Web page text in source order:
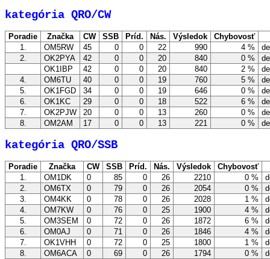
kategória QRO/CW
Poradie Značka CW SSB Príd. Nás. Výsledok
Chybovosť
1.
OM5RW 45 0 0 22 990 4 %
2.
OK2PYA 42 0 0 20 840 0 %
OK1IBP
42 0 0 20 840 2 %
4.
OM6TU 40 0 0 19 760 5 %
5.
OK1FGD 34 0 0 19 646 0 %
6.
OK1KC 29 0 0 18 522 6 %
7.
OK2PJW 20 0 0 13 260 0 %
8.
OM2AM 17 0 0 13 221 0 %
kategória QRO/SSB
Poradie Značka CW SSB Príd. Nás. Výsledok
Chybovosť
1.
OM1DK 0 85 0 26 2210 0 %
2.
OM6TX 0 79 0 26 2054 0 %
3.
OM4KK 0 78 0 26 2028 1 %
4.
OM7KW 0 76 0 25 1900 4 %
5.
OM3SEM 0 72 0 26 1872 6 %
6.
OM0AJ 0 71 0 26 1846 4 %
7.
OK1VHH 0 72 0 25 1800 1 %
8.
OM6ACA 0 69 0 26 1794 0 %